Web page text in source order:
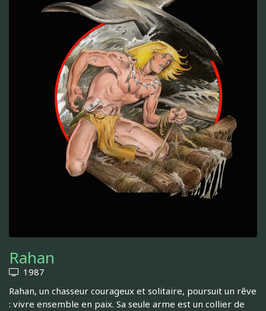
Rahan
1987
Rahan, un chasseur courageux et solitaire, poursuit un rêve
: vivre ensemble en paix. Sa seule arme est un collier de